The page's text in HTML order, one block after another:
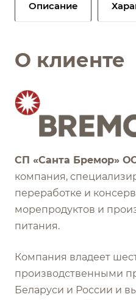
Описание
О клиенте
СП «Санта Бремор»
компания,
переработке и
морепродуктов и
питания.
Компания владеет
производственными
Беларуси и России и